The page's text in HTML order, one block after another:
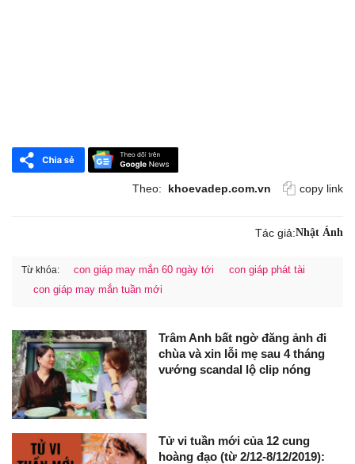
Theo: khoevadep.com.vn copy link
Tác giả:Nhật Ánh
Từ khóa: con giáp may mắn 60 ngày tới
con giáp phát tài
con giáp may mắn tuần mới
Trâm Anh bất ngờ đăng ảnh đi
chùa và xin lỗi mẹ sau 4 tháng
vướng scandal lộ clip nóng
Tử vi tuần mới của 12 cung
hoàng đạo (từ 2/12-8/12/2019):